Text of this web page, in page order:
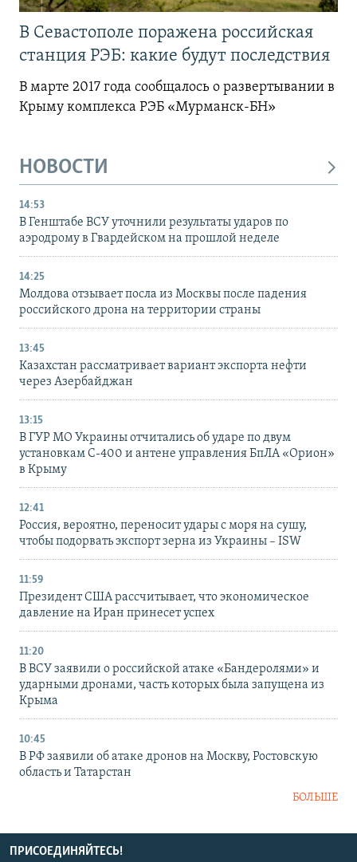
В Севастополе поражена российская
станция РЭБ: какие будут последствия
В марте 2017 года сообщалось о развертывании в
Крыму комплекса РЭБ «Мурманск-БН»
НОВОСТИ
14:53
В Генштабе ВСУ уточнили результаты ударов по
аэродрому в Гвардейском на прошлой неделе
14:25
Молдова отзывает посла из Москвы после падения
российского дрона на территории страны
13:45
Казахстан рассматривает вариант экспорта нефти
через Азербайджан
13:15
В ГУР МО Украины отчитались об ударе по двум
установкам С-400 и антене управления БпЛА «Орион»
в Крыму
12:41
Россия, вероятно, переносит удары с моря на сушу,
чтобы подорвать экспорт зерна из Украины – ISW
11:59
Президент США рассчитывает, что экономическое
давление на Иран принесет успех
11:20
В ВСУ заявили о российской атаке «Бандеролями» и
ударными дронами, часть которых была запущена из
Крыма
10:45
В РФ заявили об атаке дронов на Москву, Ростовскую
область и Татарстан
БОЛЬШЕ
ПРИСОЕДИНЯЙТЕСЬ!